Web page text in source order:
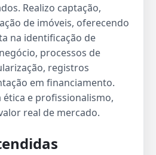
Realizo captação,
de imóveis, oferecendo
na identificação de
processos de
registros
em financiamento.
ética e profissionalismo,
real de mercado.